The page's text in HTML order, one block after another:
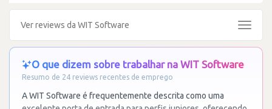
Ver reviews da WIT Software
Toggle
O que dizem sobre trabalhar na WIT Software
Resumo de 24 reviews recentes de emprego
A WIT Software é frequentemente descrita como uma